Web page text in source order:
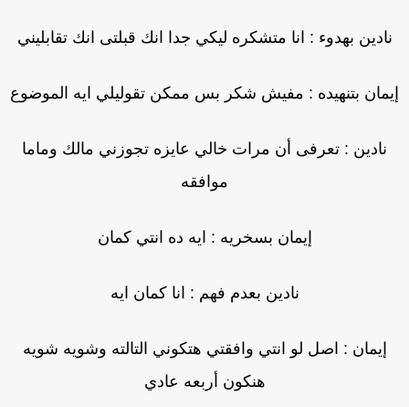
نادين بهدوء : انا متشكره ليكي جدا انك قبلتى انك تقابليني
بتنهيده : مفيش شكر بس ممكن تقوليلي ايه الموضوع
نادين : تعرفى أن مرات خالي عايزه تجوزني مالك وماما
موافقه
إيمان بسخريه : ايه ده انتي كمان
نادين بعدم فهم : انا كمان ايه
إيمان : اصل لو انتي وافقتي هتكوني التالته وشويه شويه
هنكون أربعه عادي